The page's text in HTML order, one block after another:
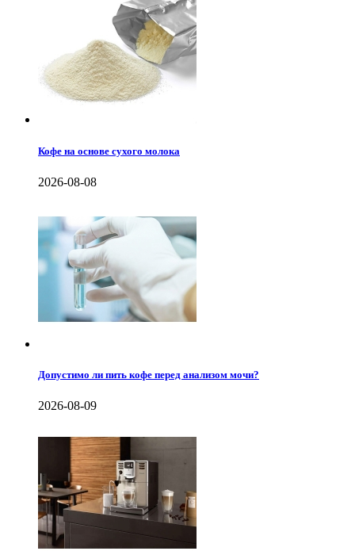
Кофе на основе сухого молока
2026-08-08
Допустимо ли пить кофе перед анализом мочи?
2026-08-09